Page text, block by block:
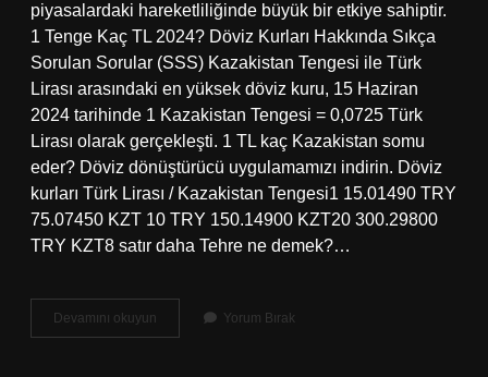
piyasalardaki hareketliliğinde büyük bir etkiye sahiptir.
1 Tenge Kaç TL 2024? Döviz Kurları Hakkında Sıkça
Sorulan Sorular (SSS) Kazakistan Tengesi ile Türk
Lirası arasındaki en yüksek döviz kuru, 15 Haziran
2024 tarihinde 1 Kazakistan Tengesi = 0,0725 Türk
Lirası olarak gerçekleşti. 1 TL kaç Kazakistan somu
eder? Döviz dönüştürücü uygulamamızı indirin. Döviz
kurları Türk Lirası / Kazakistan Tengesi1 15.01490 TRY
75.07450 KZT 10 TRY 150.14900 KZT20 300.29800
TRY KZT8 satır daha Tehre ne demek?…
Devamını okuyun Kazakça
Para
Yorum Bırak